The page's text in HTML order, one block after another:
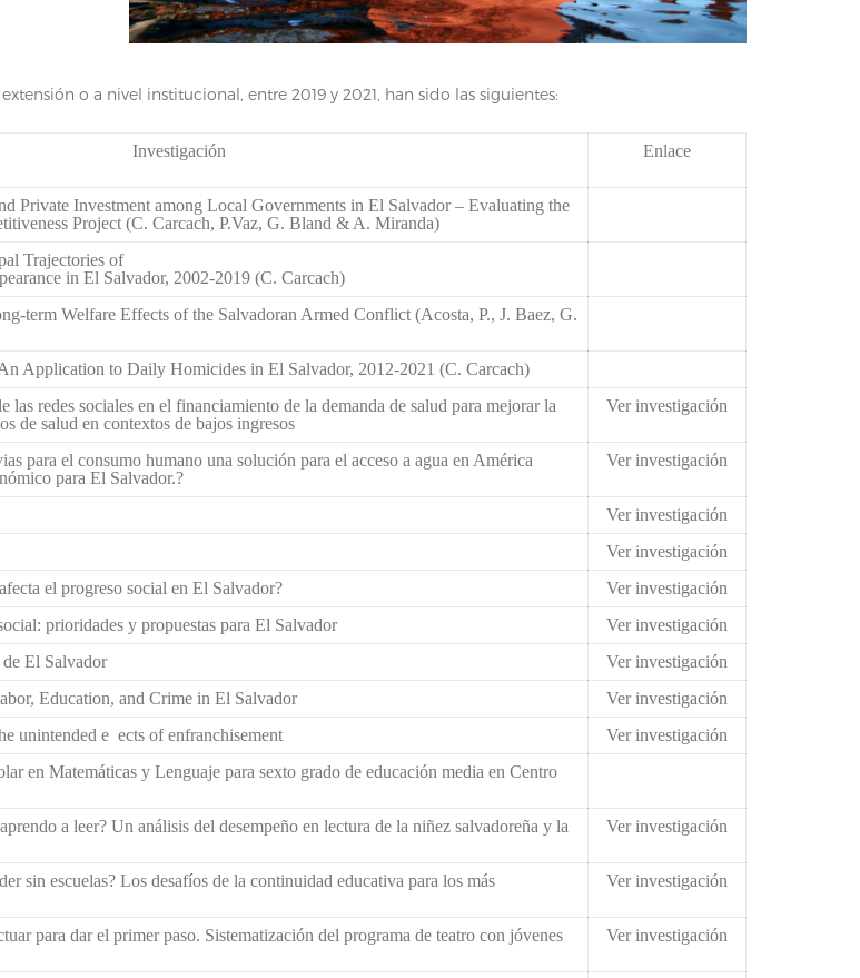
o a nivel institucional, entre 2019 y 2021, han sido las siguientes:
Investigación Enlace
Private Investment among Local Governments in El Salvador – Evaluating the
Project (C. Carcach, P.Vaz, G. Bland & A. Miranda)
Trajectories of
in El Salvador, 2002-2019 (C. Carcach)
term Welfare Effects of the Salvadoran Armed Conflict (Acosta, P., J. Baez, G.
Application to Daily Homicides in El Salvador, 2012-2021 (C. Carcach)
las redes sociales en el financiamiento de la demanda de salud para mejorar la
de salud en contextos de bajos ingresos
Ver investigación
para el consumo humano una solución para el acceso a agua en América
para El Salvador.?
Ver investigación
Ver investigación
Ver investigación
el progreso social en El Salvador?
Ver investigación
prioridades y propuestas para El Salvador
Ver investigación
El Salvador
Ver investigación
Education, and Crime in El Salvador
Ver investigación
unintended e ects of enfranchisement
Ver investigación
en Matemáticas y Lenguaje para sexto grado de educación media en Centro
a leer? Un análisis del desempeño en lectura de la niñez salvadoreña y la
Ver investigación
sin escuelas? Los desafíos de la continuidad educativa para los más
Ver investigación
para dar el primer paso. Sistematización del programa de teatro con jóvenes
Ver investigación